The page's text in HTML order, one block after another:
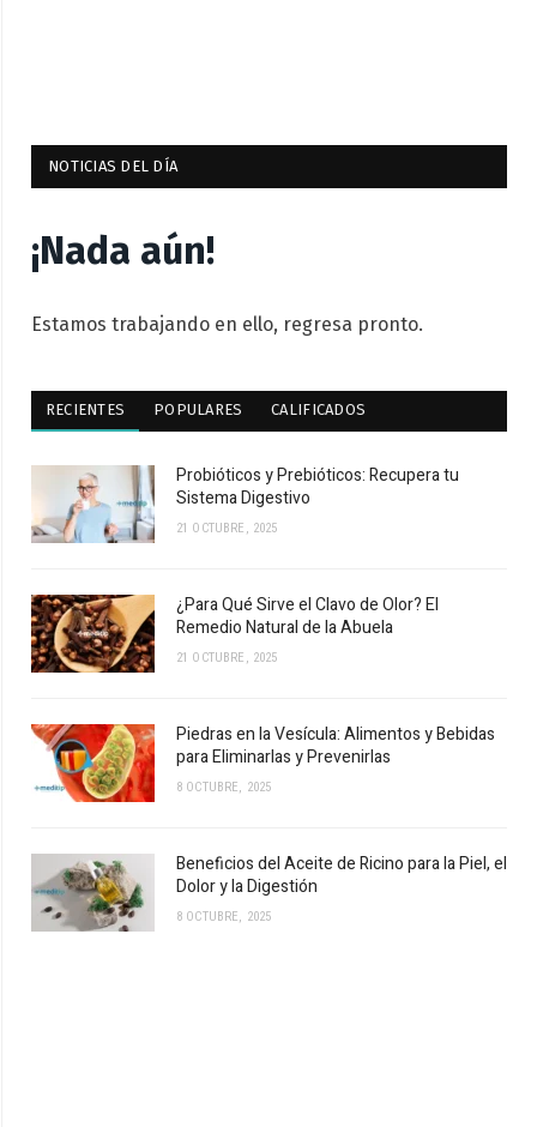
NOTICIAS DEL DÍA
¡Nada aún!
Estamos trabajando en ello, regresa pronto.
RECIENTES POPULARES CALIFICADOS
Probióticos y Prebióticos: Recupera tu
Sistema Digestivo
21 OCTUBRE, 2025
¿Para Qué Sirve el Clavo de Olor? El
Remedio Natural de la Abuela
21 OCTUBRE, 2025
Piedras en la Vesícula: Alimentos y Bebidas
para Eliminarlas y Prevenirlas
8 OCTUBRE, 2025
Beneficios del Aceite de Ricino para la Piel, el
Dolor y la Digestión
8 OCTUBRE, 2025